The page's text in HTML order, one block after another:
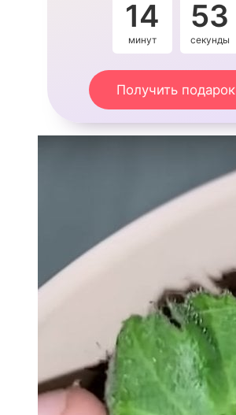
14
минут
52
секунды
Получить подарок